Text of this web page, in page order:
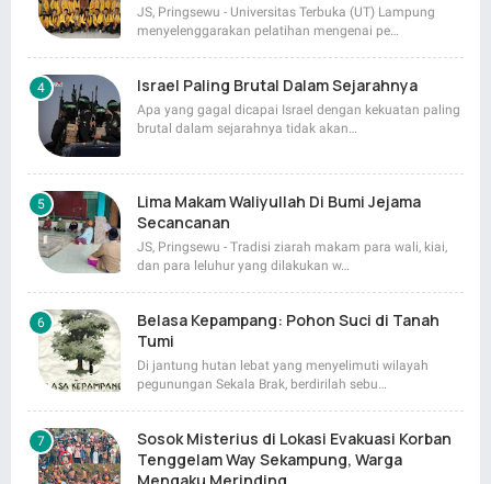
JS, Pringsewu - Universitas Terbuka (UT) Lampung
menyelenggarakan pelatihan mengenai pe…
Israel Paling Brutal Dalam Sejarahnya
Apa yang gagal dicapai Israel dengan kekuatan paling
brutal dalam sejarahnya tidak akan…
Lima Makam Waliyullah Di Bumi Jejama
Secancanan
JS, Pringsewu - Tradisi ziarah makam para wali, kiai,
dan para leluhur yang dilakukan w…
Belasa Kepampang: Pohon Suci di Tanah
Tumi
Di jantung hutan lebat yang menyelimuti wilayah
pegunungan Sekala Brak, berdirilah sebu…
Sosok Misterius di Lokasi Evakuasi Korban
Tenggelam Way Sekampung, Warga